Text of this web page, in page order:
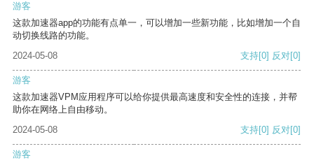
游客
这款加速器app的功能有点单一，可以增加一些新功能，比如增加一个自
动切换线路的功能。
2024-05-08
支持[0] 反对[0]
游客
这款加速器VPM应用程序可以给你提供最高速度和安全性的连接，并帮
助你在网络上自由移动。
2024-05-08
支持[0] 反对[0]
游客